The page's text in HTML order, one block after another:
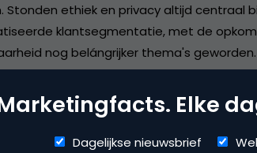
Stonden ethiek en privacy altijd centraal
klantsegmentatie, met de
nog belángrijker thema's
bij het verantwoord implementeren van
en klanttevredenheid verhogen, maar ook
Met zijn diepgaande kennis
helpt Carl organisaties de balans te
Elke
Dagelijkse nieuwsbrief